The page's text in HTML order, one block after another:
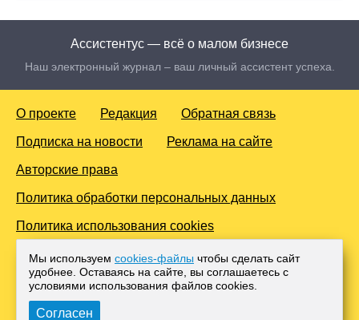
Ассистентус — всё о малом бизнесе
Наш электронный журнал – ваш личный ассистент успеха.
О проекте Редакция Обратная связь
Подписка на новости Реклама на сайте
Авторские права
Политика обработки персональных данных
Политика использования cookies
© 2016-2026 Все права защищены. Для лиц старше 18 лет.
Любое копирование материалов и тиражирование в сети
Интернет, либо печатных изданиях без согласования с
Администрацией проекта, преследуется законом.
Мы используем cookies-файлы чтобы сделать сайт
удобнее. Оставаясь на сайте, вы соглашаетесь с
условиями использования файлов cооkies.
Согласен